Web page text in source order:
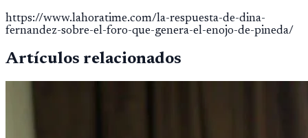
https://www.lahoratime.com/la-respuesta-de-dina-
fernandez-sobre-el-foro-que-genera-el-enojo-de-pineda/
Artículos relacionados